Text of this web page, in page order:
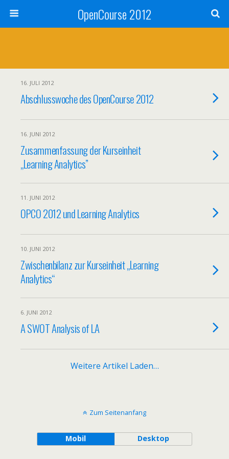
OpenCourse 2012
16. JULI 2012
Abschlusswoche des OpenCourse 2012
16. JUNI 2012
Zusammenfassung der Kurseinheit
„Learning Analytics”
11. JUNI 2012
OPCO 2012 und Learning Analytics
10. JUNI 2012
Zwischenbilanz zur Kurseinheit „Learning
Analytics“
6. JUNI 2012
A SWOT Analysis of LA
Weitere Artikel Laden…
Zum Seitenanfang
Mobil Desktop